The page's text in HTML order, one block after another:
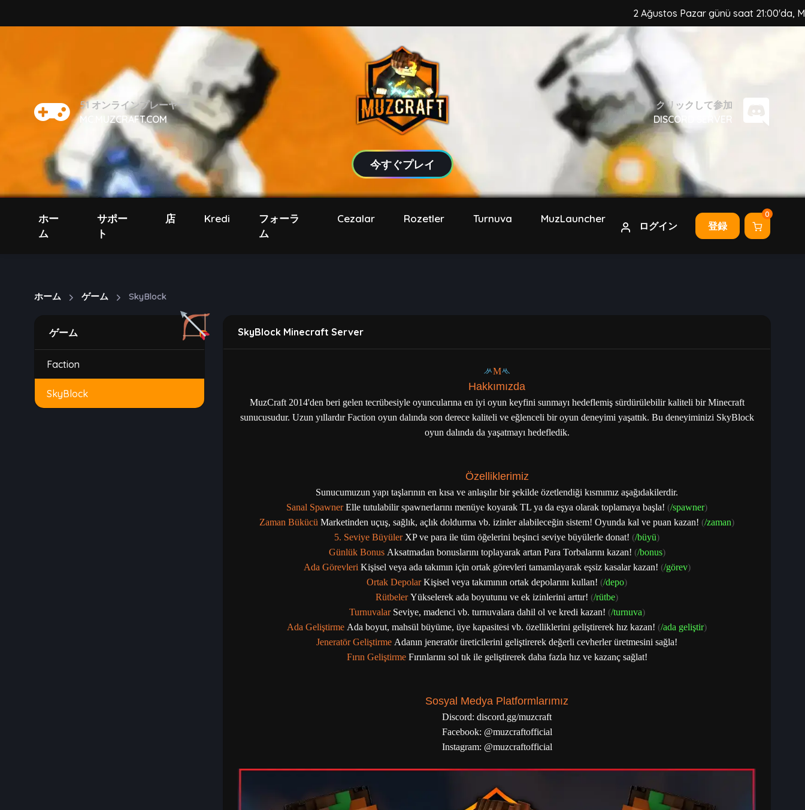
2 Ağustos Pazar günü saat 21:00'da, MuzCraft Client
51 オンラインプレーヤー
MC.MUZCRAFT.COM
今すぐプレイ
クリックして参加
DISCORD SERVER
ログイン 登録
0
ホー
ム
サポー
ト
店 Kredi
フォーラ
ム
Cezalar Rozetler Turnuva MuzLauncher
ホーム ゲーム SkyBlock
ゲーム
Faction
SkyBlock
SkyBlock Minecraft Server
ᄽMᄿ
Hakkımızda
MuzCraft 2014'den beri gelen tecrübesiyle oyuncularına en iyi oyun keyfini sunmayı hedeflemiş sürdürülebilir kaliteli bir Minecraft
sunucusudur. Uzun yıllardır Faction oyun dalında son derece kaliteli ve eğlenceli bir oyun deneyimi yaşattık. Bu deneyiminizi SkyBlock
oyun dalında da yaşatmayı hedefledik.
Özelliklerimiz
Sunucumuzun yapı taşlarının en kısa ve anlaşılır bir şekilde özetlendiği kısmımız aşağıdakilerdir.
Sanal Spawner Elle tutulabilir spawnerlarını menüye koyarak TL ya da eşya olarak toplamaya başla! (/spawner)
Zaman Bükücü Marketinden uçuş, sağlık, açlık doldurma vb. izinler alabileceğin sistem! Oyunda kal ve puan kazan! (/zaman)
5. Seviye Büyüler XP ve para ile tüm öğelerini beşinci seviye büyülerle donat! (/büyü)
Günlük Bonus Aksatmadan bonuslarını toplayarak artan Para Torbalarını kazan! (/bonus)
Ada Görevleri Kişisel veya ada takımın için ortak görevleri tamamlayarak eşsiz kasalar kazan! (/görev)
Ortak Depolar Kişisel veya takımının ortak depolarını kullan! (/depo)
Rütbeler Yükselerek ada boyutunu ve ek izinlerini arttır! (/rütbe)
Turnuvalar Seviye, madenci vb. turnuvalara dahil ol ve kredi kazan! (/turnuva)
Ada Geliştirme Ada boyut, mahsül büyüme, üye kapasitesi vb. özelliklerini geliştirerek hız kazan! (/ada geliştir)
Jeneratör Geliştirme Adanın jeneratör üreticilerini geliştirerek değerli cevherler üretmesini sağla!
Fırın Geliştirme Fırınlarını sol tık ile geliştirerek daha fazla hız ve kazanç sağlat!
Sosyal Medya Platformlarımız
Discord: discord.gg/muzcraft
Facebook: @muzcraftofficial
Instagram: @muzcraftofficial